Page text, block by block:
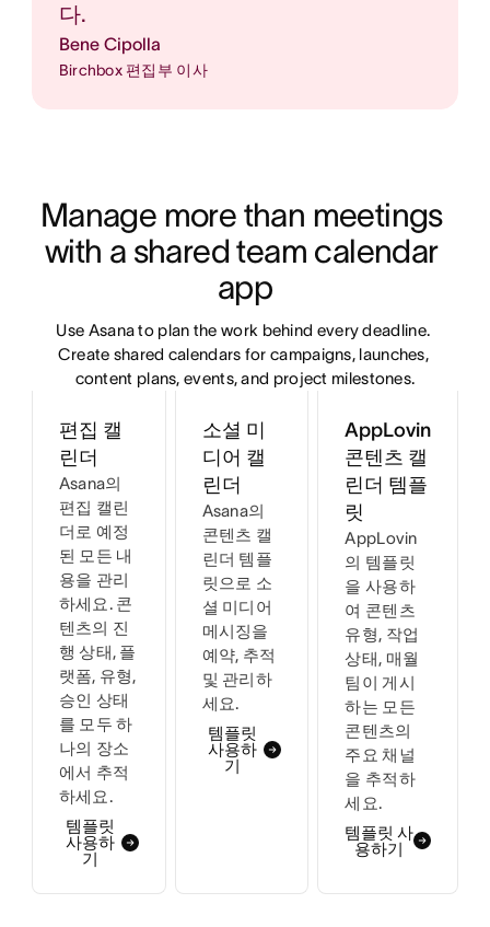
다.
Bene Cipolla
Birchbox 편집부 이사
Manage more than meetings
with a shared team calendar
app
Use Asana to plan the work behind every deadline.
Create shared calendars for campaigns, launches,
content plans, events, and project milestones.
편집 캘
린더
Asana의
편집 캘린
더로 예정
된 모든 내
용을 관리
하세요. 콘
텐츠의 진
행 상태, 플
랫폼, 유형,
승인 상태
를 모두 하
나의 장소
에서 추적
하세요.
템플릿
사용하
기
소셜 미
디어 캘
린더
Asana의
콘텐츠 캘
린더 템플
릿으로 소
셜 미디어
메시징을
예약, 추적
및 관리하
세요.
템플릿
사용하
기
AppLovin
콘텐츠 캘
린더 템플
릿
AppLovin
의 템플릿
을 사용하
여 콘텐츠
유형, 작업
상태, 매월
팀이 게시
하는 모든
콘텐츠의
주요 채널
을 추적하
세요.
템플릿 사
용하기